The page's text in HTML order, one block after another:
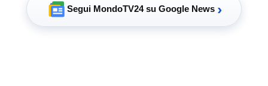
Segui MondoTV24 su Google News ›